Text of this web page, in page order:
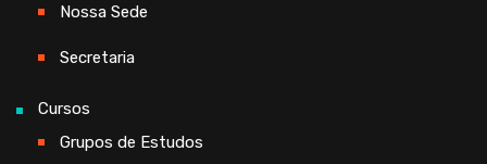
Nossa Sede
Secretaria
Cursos
Grupos de Estudos